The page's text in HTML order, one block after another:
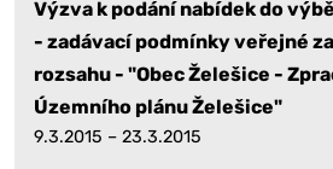
Výzva k podání nabídek do
- zadávací podmínky veřejné
rozsahu - "Obec Želešice -
Územního plánu Želešice"
9.3.2015 – 23.3.2015